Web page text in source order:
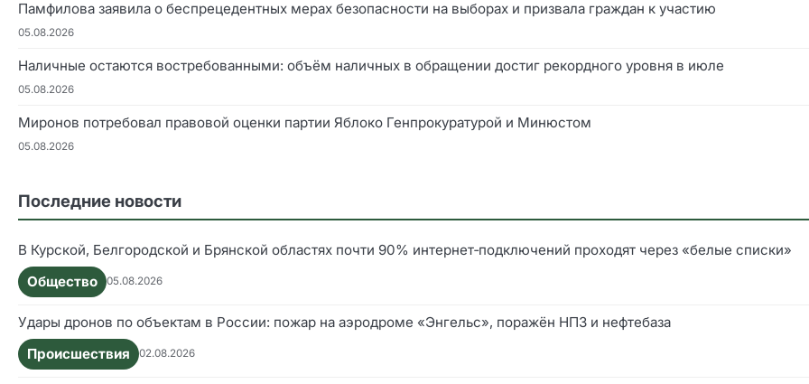
Памфилова заявила о беспрецедентных мерах безопасности на выборах и призвала граждан к участию
05.08.2026
Наличные остаются востребованными: объём наличных в обращении достиг рекордного уровня в июле
05.08.2026
Миронов потребовал правовой оценки партии Яблоко Генпрокуратурой и Минюстом
05.08.2026
Последние новости
В Курской, Белгородской и Брянской областях почти 90% интернет‑подключений проходят через «белые списки»
Общество
05.08.2026
Удары дронов по объектам в России: пожар на аэродроме «Энгельс», поражён НПЗ и нефтебаза
Происшествия
02.08.2026